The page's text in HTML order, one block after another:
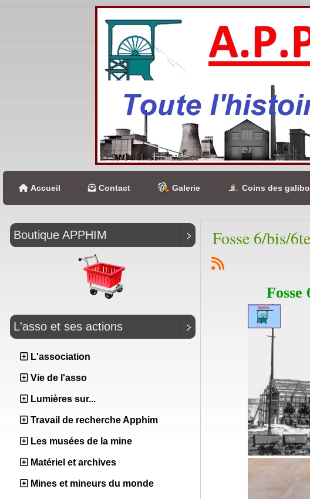
Accueil Contact Galerie Coins des
Boutique APPHIM
L'asso et ses actions
L'association
Vie de l'asso
Lumières sur...
Travail de recherche Apphim
Les musées de la mine
Matériel et archives
Mines et mineurs du monde
Fosse 6/bis/
Fosse